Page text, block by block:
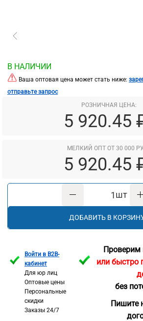
В НАЛИЧИИ
Ваша оптовая цена может стать ниже:
отправьте запрос
РОЗНИЧНАЯ ЦЕНА:
5 920.45
МЕЛКИЙ ОПТ ОТ 30 000
5 920.45
шт
ДОБАВИТЬ В
Войти в B2B-
кабинет
Для юр лиц
Оптовые цены
Персональные
скидки
Заказы 24/7
Проверим
или быстро
без
Пишите